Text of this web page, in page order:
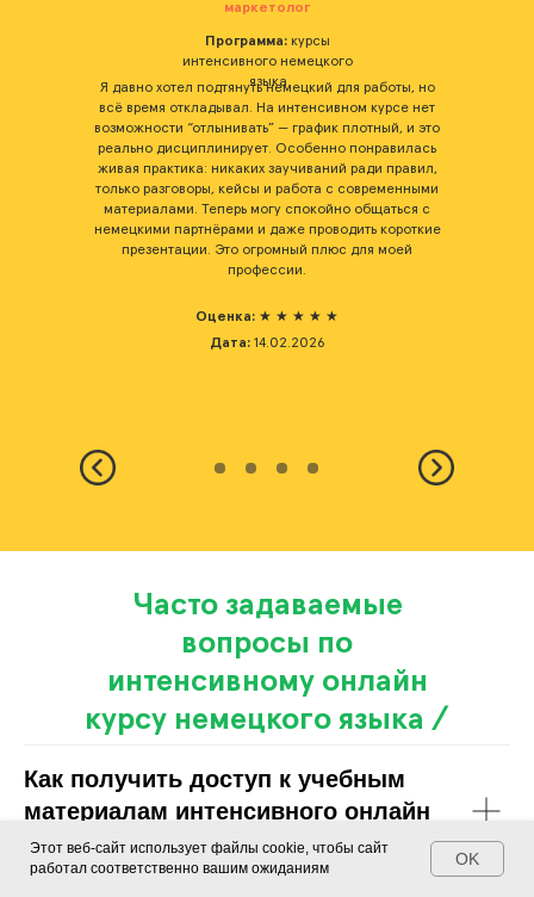
юрист
Честно, я боялась, что интенсив будет слишком
сложным — ежедневные задания, постоянные
уроки. Но оказалось, что именно такая нагрузка и
помогает быстро войти в ритм. Немецкий язык стал
частью повседневности: утром я выполняю
задания, вечером участвую в занятиях, и всё это
даёт невероятный прогресс. Мне нравится, что
преподаватели постоянно мотивируют и не дают
расслабляться. Я вижу, что говорю намного
увереннее и уже понимаю немецкую речь в
★ ★ ★ ★ ★
Программа: курсы
интенсивного немецкого
языка
Дата:
Часто задаваемые
вопросы по
интенсивному онлайн
курсу немецкого языка /
Как получить доступ к учебным
материалам интенсивного онлайн
курса изучения немецкого языка?
Этот веб-сайт использует файлы cookie, чтобы сайт
работал соответственно вашим ожиданиям
OK